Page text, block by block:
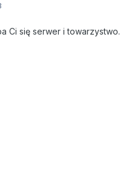
Ci się serwer i towarzystwo.